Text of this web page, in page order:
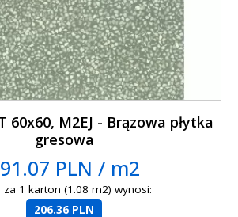
60x60, M2EJ - Brązowa płytka
gresowa
PLN / m2
za 1 karton (1.08 m2) wynosi:
206.36 PLN